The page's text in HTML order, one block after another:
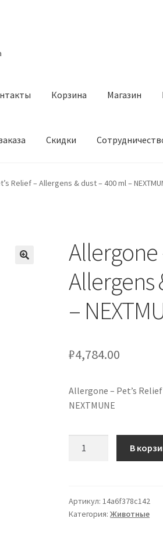
Корзина Магазин
Скидки
Корзина Магазин Мой аккаунт
Relief – Allergens & dust – 400 ml –
Allergone
Allergens
–
₽4,784.00
Allergone – Pet’s
NEXTMUNE
Pet's
Relief
В
Артикул:14a6f378c142
Категория:Животные